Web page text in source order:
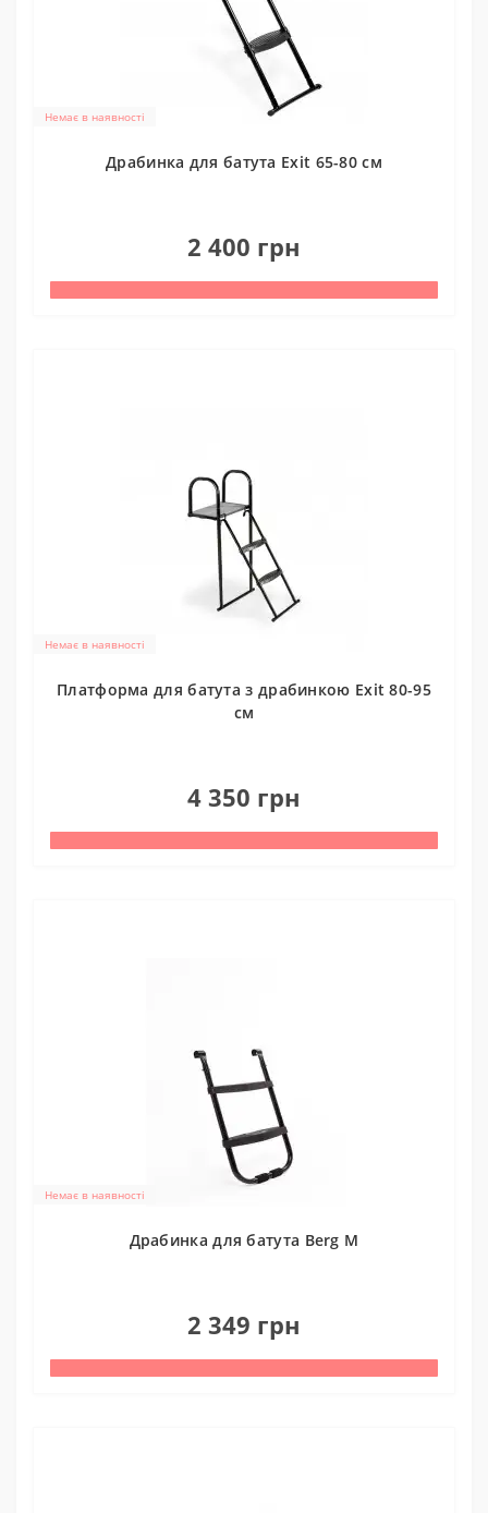
Немає в наявності
Драбинка для батута Exit 65-80 см
2 400 грн
Немає в наявності
Платформа для батута з драбинкою Exit 80-95
см
4 350 грн
Немає в наявності
Драбинка для батута Berg M
2 349 грн